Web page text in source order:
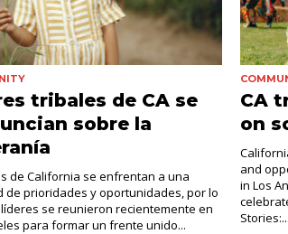
tribales de CA se
sobre la
de California se enfrentan a una
de prioridades y oportunidades, por lo
se reunieron recientemente en
para formar un frente unido...
CA
on
and
in Los
Stories:...